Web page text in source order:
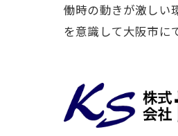
働時の動きが激しい
を意識して大阪市に